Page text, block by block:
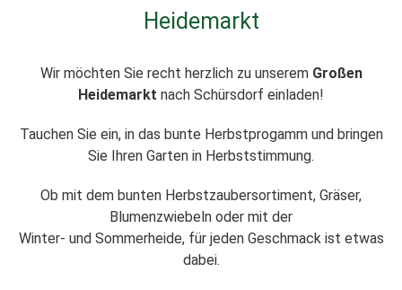
Heidemarkt
Wir möchten Sie recht herzlich zu unserem Großen
Heidemarkt nach Schürsdorf einladen!
Tauchen Sie ein, in das bunte Herbstprogamm und bringen
Sie Ihren Garten in Herbststimmung.
Ob mit dem bunten Herbstzaubersortiment, Gräser,
Blumenzwiebeln oder mit der
Winter- und Sommerheide, für jeden Geschmack ist etwas
dabei.